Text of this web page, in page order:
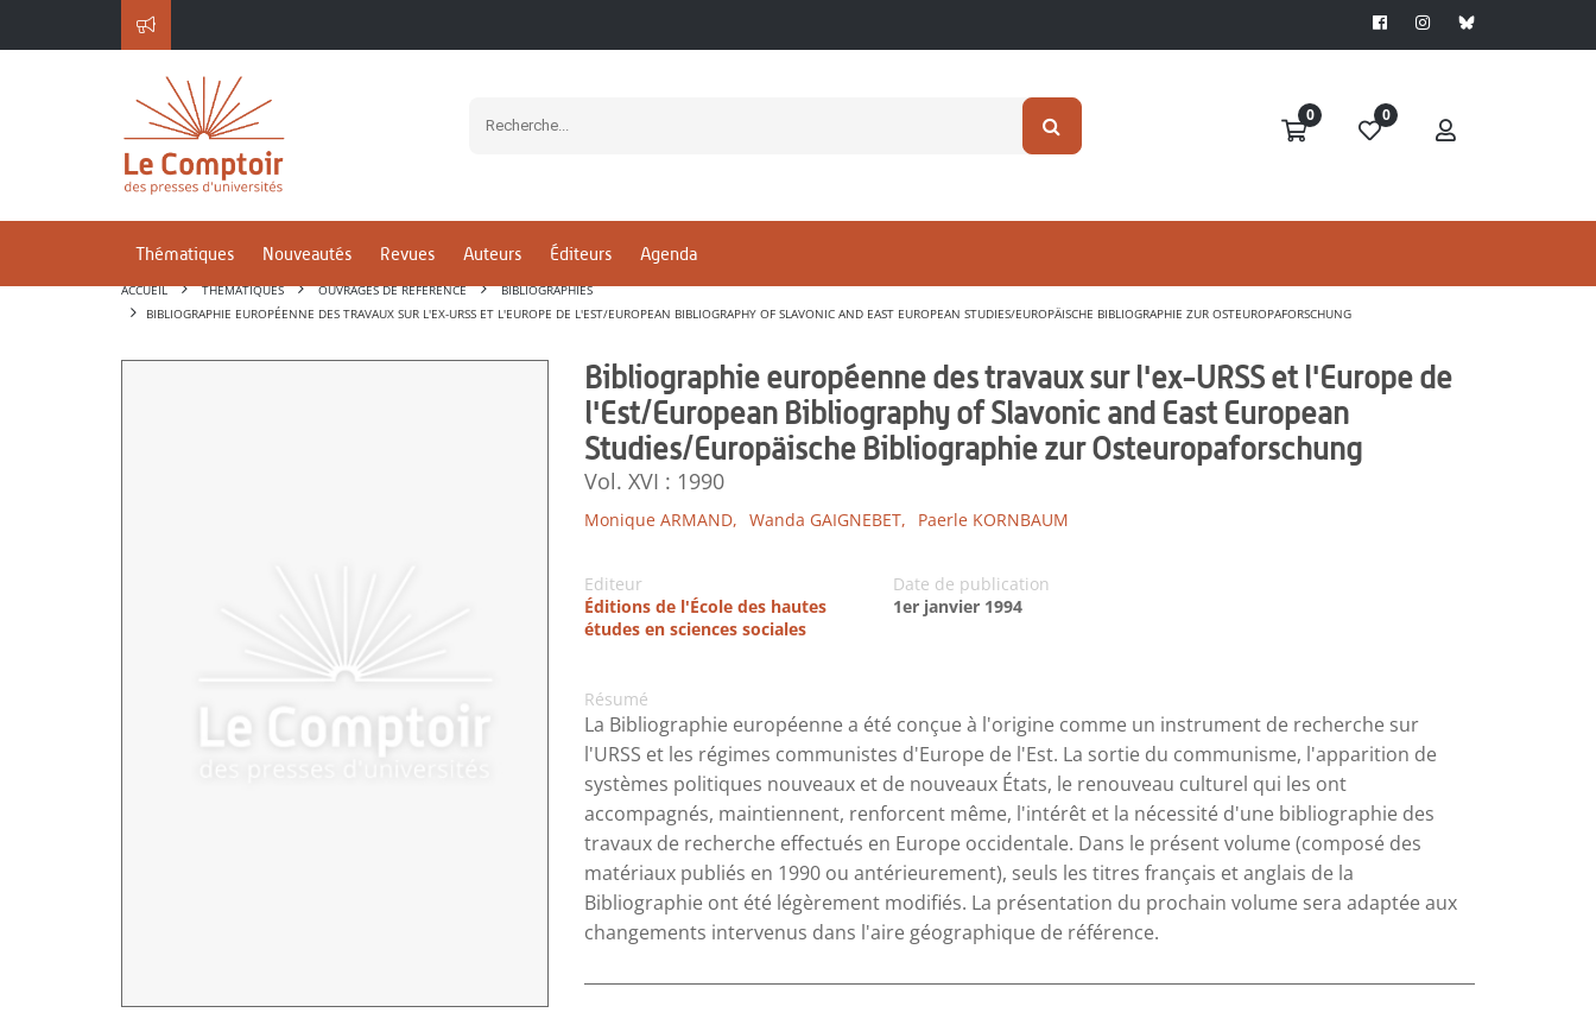
0 0
Thématiques Nouveautés Revues Auteurs Éditeurs Agenda
ACCUEIL THÉMATIQUES OUVRAGES DE RÉFÉRENCE
BIBLIOGRAPHIES
BIBLIOGRAPHIE EUROPÉENNE DES TRAVAUX SUR L'EX-URSS ET L'EUROPE DE L'EST/EUROPEAN BIBLIOGRAPHY OF SLAVONIC AND EAST EUROPEAN STUDIES/EUROPÄISCHE BIBLIOGRAPHIE ZUR OSTEUROPAFORSCHUNG
Bibliographie européenne des travaux sur l'ex-URSS et l'Europe de
l'Est/European Bibliography of Slavonic and East European
Studies/Europäische Bibliographie zur Osteuropaforschung
Vol. XVI : 1990
Monique ARMAND, Wanda GAIGNEBET, Paerle KORNBAUM
Editeur
Éditions de l'École des hautes
études en sciences sociales
Date de publication
1er janvier 1994
Résumé
La Bibliographie européenne a été conçue à l'origine comme un instrument de recherche sur
l'URSS et les régimes communistes d'Europe de l'Est. La sortie du communisme, l'apparition de
systèmes politiques nouveaux et de nouveaux États, le renouveau culturel qui les ont
accompagnés, maintiennent, renforcent même, l'intérêt et la nécessité d'une bibliographie des
travaux de recherche effectués en Europe occidentale. Dans le présent volume (composé des
matériaux publiés en 1990 ou antérieurement), seuls les titres français et anglais de la
Bibliographie ont été légèrement modifiés. La présentation du prochain volume sera adaptée aux
changements intervenus dans l'aire géographique de référence.